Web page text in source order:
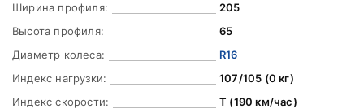
Ширина профиля:
205
Высота профиля:
65
Диаметр колеса:
R16
Индекс нагрузки:
107/105 (0 кг)
Индекс скорости:
T (190 км/час)